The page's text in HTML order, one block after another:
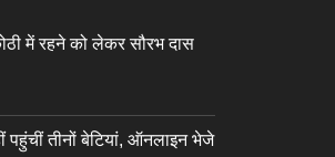
में रहने को लेकर सौरभ दास
तीनों बेटियां, ऑनलाइन भेजे